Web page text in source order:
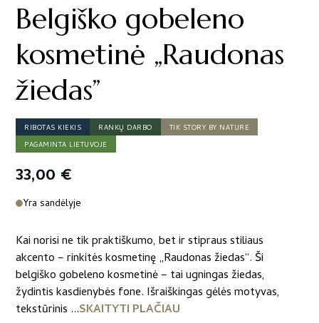
Belgiško gobeleno
kosmetinė „Raudonas
žiedas”
RIBOTAS KIEKIS RANKŲ DARBO
TIK STORY BY NATURE
PAGAMINTA LIETUVOJE
33,00 €
Yra sandėlyje
Kai norisi ne tik praktiškumo, bet ir stipraus stiliaus
akcento – rinkitės kosmetinę „Raudonas žiedas“. Ši
belgiško gobeleno kosmetinė – tai ugningas žiedas,
žydintis kasdienybės fone. Išraiškingas gėlės motyvas,
tekstūrinis ...SKAITYTI PLAČIAU